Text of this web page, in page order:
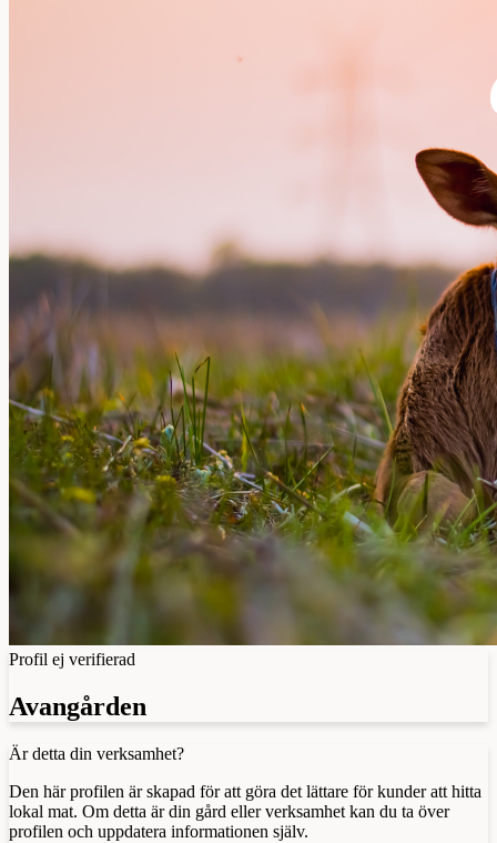
Profil ej verifierad
Avangården
Är detta din verksamhet?
Den här profilen är skapad för att göra det lättare för kunder att hitta
lokal mat. Om detta är din gård eller verksamhet kan du ta över
profilen och uppdatera informationen själv.